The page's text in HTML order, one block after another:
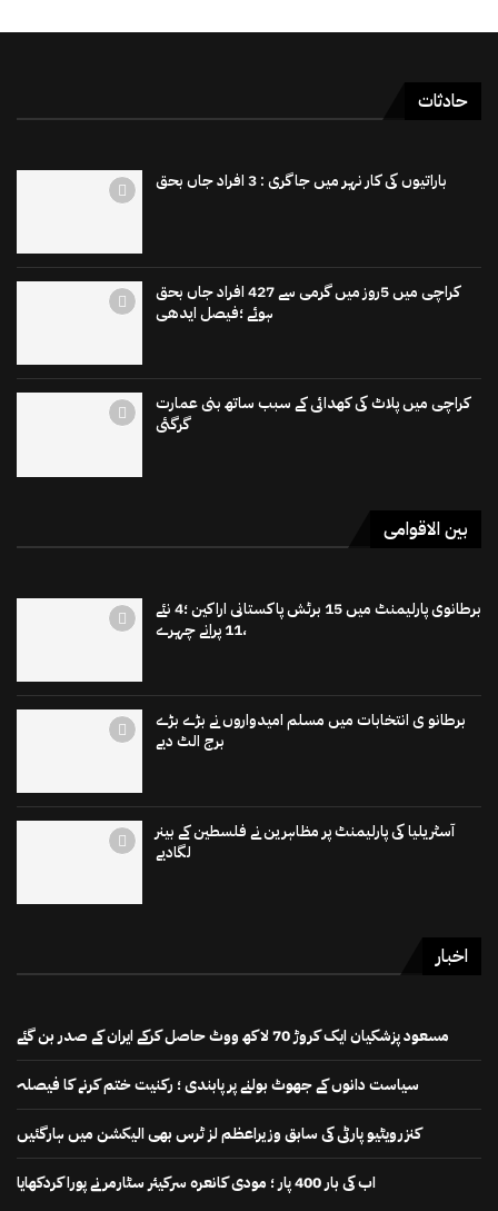
حادثات
باراتیوں کی کار نہر میں جاگری : 3 افراد جاں بحق
کراچی میں 5روز میں گرمی سے 427 افراد جاں بحق
ہوئے ؛فیصل ایدھی
کراچی میں پلاٹ کی کھدائی کے سبب ساتھ بنی عمارت
گرگئی
بین الاقوامی
برطانوی پارلیمنٹ میں 15 برٹش پاکستانی اراکین ؛4 نئے
،11 پرانے چہرے
برطانو ی انتخابات میں مسلم امیدواروں نے بڑے بڑے
برج الٹ دیے
آسٹریلیا کی پارلیمنٹ پر مظاہرین نے فلسطین کے بینر
لگادیے
اخبار
مسعود پزشکیان ایک کروڑ 70 لاکھ ووٹ حاصل کرکے ایران کے صدر بن گئے
سیاست دانوں کے جھوٹ بولنے پر پابندی ؛ رکنیت ختم کرنے کا فیصلہ
کنزرویٹیو پارٹی کی سابق وزیراعظم لز ٹرس بھی الیکشن میں ہارگئیں
اب کی بار 400 پار ؛ مودی کانعرہ سرکیئر سٹارمر نے پورا کردکھایا